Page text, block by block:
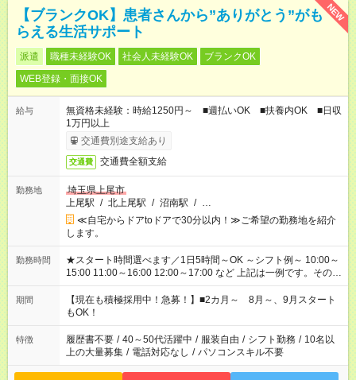
NEW
【ブランクOK】患者さんから”ありがとう”がも
らえる生活サポート
派遣 職種未経験OK 社会人未経験OK
ブランクOK
WEB登録・面接OK
給与
無資格未経験：時給1250円～ ■週払いOK ■扶養内OK ■日収
1万円以上
交通費別途支給あり
交通費 交通費全額支給
勤務地
埼玉県上尾市
上尾駅 / 北上尾駅 / 沼南駅 / …
≪自宅からドアtoドアで30分以内！≫ご希望の勤務地を紹介
します。
勤務時間
★スタート時間選べます／1日5時間～OK ～シフト例～ 10:00～
15:00 11:00～16:00 12:00～17:00 など 上記は一例です。その他
シフトもご相談ください。 ※Wワークの場合当社と合わせて法
定労働時間が週40時間を超えなければOKです。
期間
【現在も積極採用中！急募！】■2カ月～ 8月～、9月スタート
もOK！
特徴 履歴書不要 / 40～50代活躍中 / 服装自由 / シフト勤務 / 10名以
上の大量募集 / 電話対応なし / パソコンスキル不要